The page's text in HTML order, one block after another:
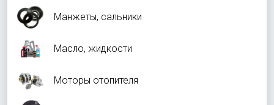
Манжеты, сальники
Масло, жидкости
Моторы отопителя